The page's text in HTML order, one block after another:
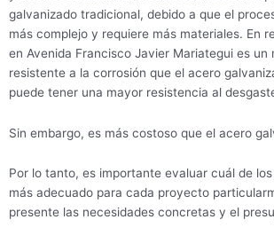
galvanizado tradicional, debido a que el
más complejo y requiere más materiales. En
en Avenida Francisco Javier Mariategui es un
resistente a la corrosión que el acero
puede tener una mayor resistencia al
Sin embargo, es más costoso que el acero
Por lo tanto, es importante evaluar cuál de
más adecuado para cada proyecto
presente las necesidades concretas y el